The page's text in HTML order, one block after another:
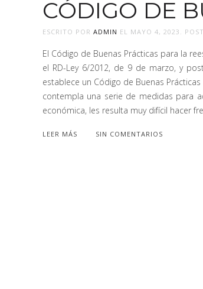
CÓDIGO DE
ESCRITO POR ADMIN EL MAYO 4, 2023 .
El Código de Buenas Prácticas para la
el RD-Ley 6/2012, de 9 de marzo, y
establece un Código de Buenas
contempla una serie de medidas para
económica, les resulta muy difícil hacer
LEER MÁS SIN COMENTARIOS